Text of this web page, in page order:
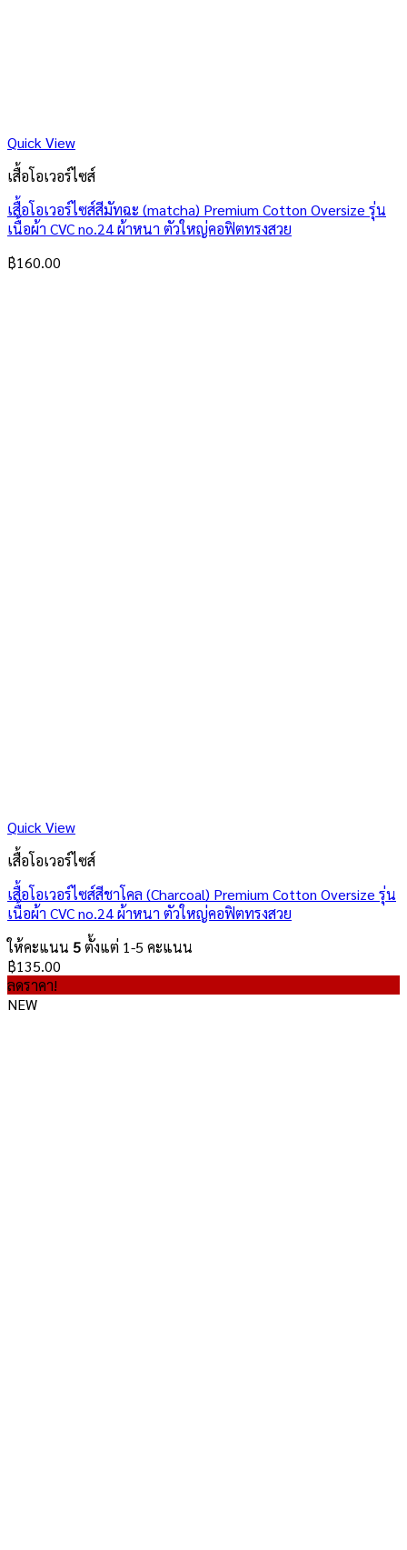
Quick View
เสื้อโอเวอร์ไซส์
เสื้อโอเวอร์ไซส์สีมัทฉะ (matcha) Premium Cotton Oversize รุ่น
เนื้อผ้า CVC no.24 ผ้าหนา ตัวใหญ่คอฟิตทรงสวย
฿160.00
Quick View
เสื้อโอเวอร์ไซส์
เสื้อโอเวอร์ไซส์สีชาโคล (Charcoal) Premium Cotton Oversize รุ่น
เนื้อผ้า CVC no.24 ผ้าหนา ตัวใหญ่คอฟิตทรงสวย
ให้คะแนน 5ตั้งแต่ 1-5 คะแนน
฿135.00
ลดราคา!
NEW